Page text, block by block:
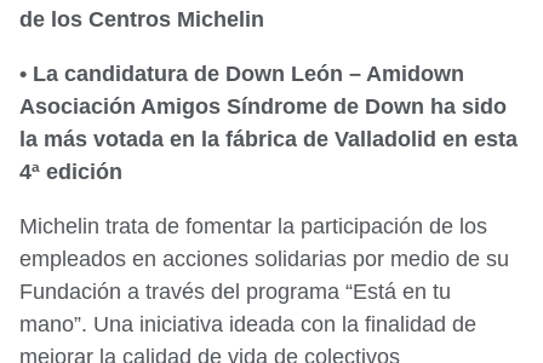
de los Centros Michelin
• La candidatura de Down León – Amidown
Asociación Amigos Síndrome de Down ha sido
la más votada en la fábrica de Valladolid en esta
4ª edición
Michelin trata de fomentar la participación de los
empleados en acciones solidarias por medio de su
Fundación a través del programa “Está en tu
mano”. Una iniciativa ideada con la finalidad de
mejorar la calidad de vida de colectivos